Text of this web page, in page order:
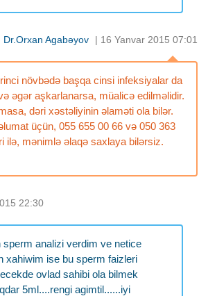
Dr.Orxan Agabəyov | 16 Yanvar 2015 07:01
növbədə başqa cinsi infeksiyalar da
əgər aşkarlanarsa, müalicə edilməlidir.
dəri xəstəliyinin əlaməti ola bilər.
üçün, 055 655 00 66 və 050 363
ilə, mənimlə əlaqə saxlaya bilərsiz.
22:30
analizi verdim ve netice
xahiwim ise bu sperm faizleri
ovlad sahibi ola bilmek
5ml....rengi agimtil......iyi